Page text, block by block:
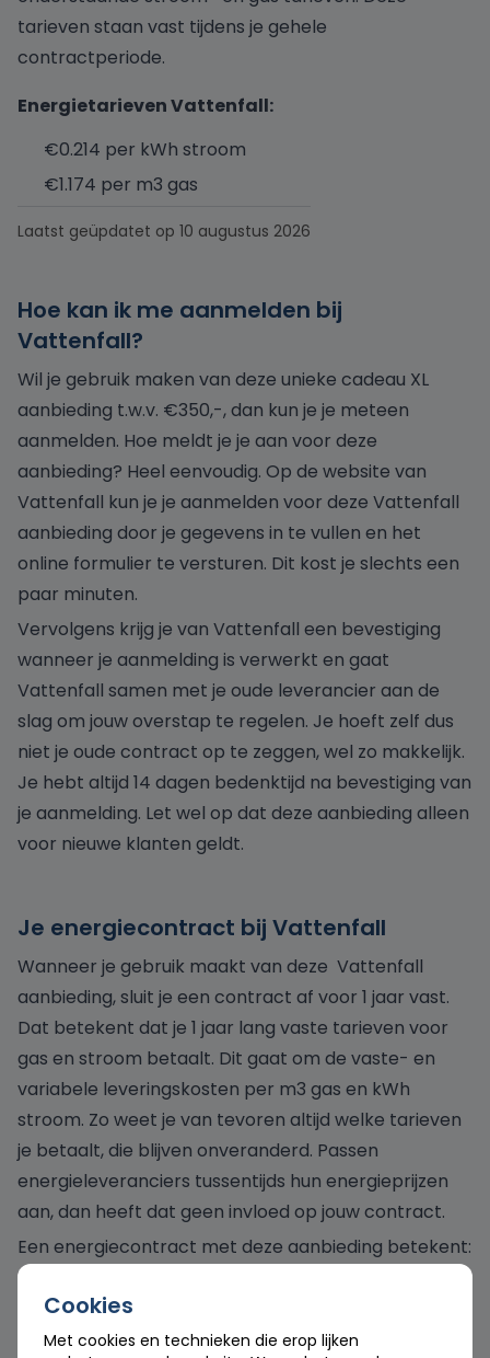
Cookies
Met cookies en technieken die erop lijken
tarieven staan vast tijdens je gehele
contractperiode.
Energietarieven Vattenfall:
€0.214 per kWh stroom
€1.174 per m3 gas
Laatst geüpdatet op 10 augustus 2026
Hoe kan ik me aanmelden bij
Vattenfall?
Wil je gebruik maken van deze unieke cadeau XL
aanbieding t.w.v. €350,-, dan kun je je meteen
aanmelden. Hoe meldt je je aan voor deze
aanbieding? Heel eenvoudig. Op de website van
Vattenfall kun je je aanmelden voor deze Vattenfall
aanbieding door je gegevens in te vullen en het
online formulier te versturen. Dit kost je slechts een
paar minuten.
Vervolgens krijg je van Vattenfall een bevestiging
wanneer je aanmelding is verwerkt en gaat
Vattenfall samen met je oude leverancier aan de
slag om jouw overstap te regelen. Je hoeft zelf dus
niet je oude contract op te zeggen, wel zo makkelijk.
Je hebt altijd 14 dagen bedenktijd na bevestiging van
je aanmelding. Let wel op dat deze aanbieding alleen
voor nieuwe klanten geldt.
Je energiecontract bij Vattenfall
Wanneer je gebruik maakt van deze Vattenfall
aanbieding, sluit je een contract af voor 1 jaar vast.
Dat betekent dat je 1 jaar lang vaste tarieven voor
gas en stroom betaalt. Dit gaat om de vaste- en
variabele leveringskosten per m3 gas en kWh
stroom. Zo weet je van tevoren altijd welke tarieven
je betaalt, die blijven onveranderd. Passen
energieleveranciers tussentijds hun energieprijzen
aan, dan heeft dat geen invloed op jouw contract.
Een energiecontract met deze aanbieding betekent: